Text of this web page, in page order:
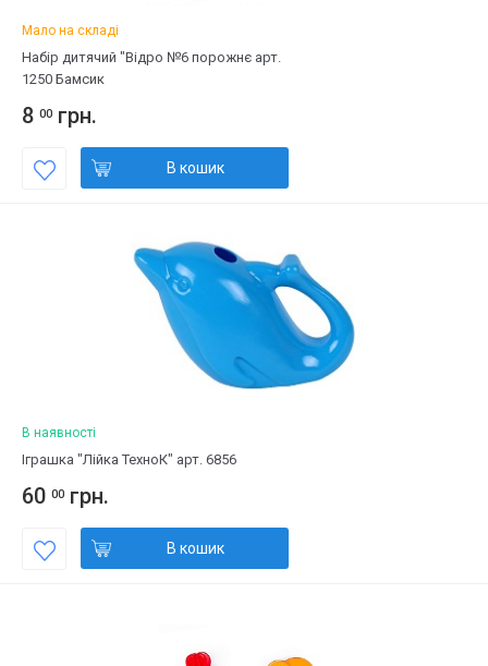
Мало на складі
Набір дитячий "Відро №6 порожнє арт.
1250 Бамсик
8 00 грн.
В кошик
В наявності
Іграшка "Лійка ТехноК" арт. 6856
60 00 грн.
В кошик